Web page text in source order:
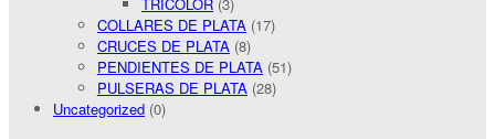
TRICOLOR (3)
COLLARES DE PLATA (17)
CRUCES DE PLATA (8)
PENDIENTES DE PLATA (51)
PULSERAS DE PLATA (28)
Uncategorized (0)